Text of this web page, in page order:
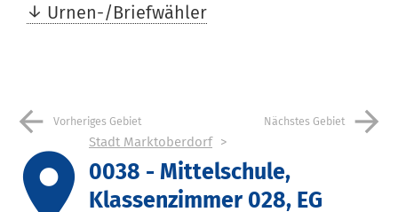
Urnen-/Briefwähler
arrow_back Vorheriges Gebiet Nächstes Gebiet arrow_forward
place
Stadt Marktoberdorf
0038 - Mittelschule,
Klassenzimmer 028, EG